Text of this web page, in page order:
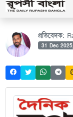
প্রতিবেদক:
31 Dec